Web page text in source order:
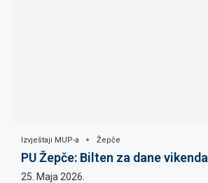
Izvještaji MUP-a Žepče
PU Žepče: Bilten za dane vikenda
25. Maja 2026.